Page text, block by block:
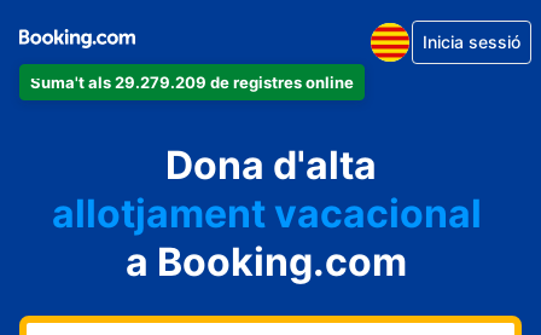
Suma't als 29.279.209 de registres online
Inicia sessió
Dona d'alta
un apartament
un hotel
allotjament vacacional
un hostal
una casa rural
a Booking.com